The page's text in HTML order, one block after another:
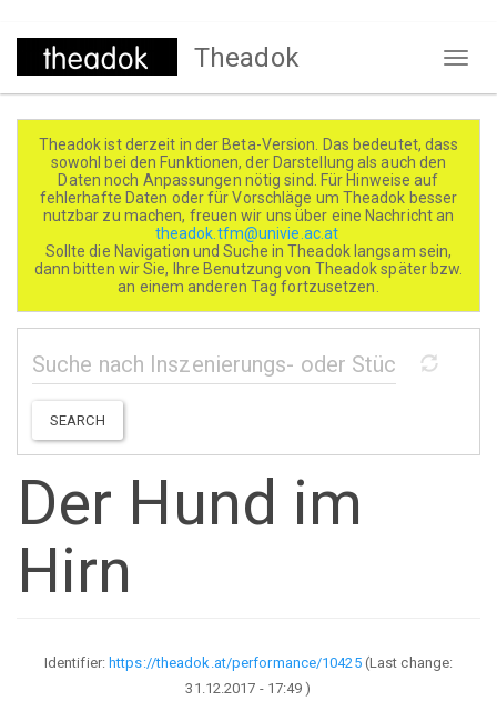
Direkt
Theadok
Theadok ist derzeit in der Beta-Version. Das bedeutet, dass
sowohl bei den Funktionen, der Darstellung als auch den
Daten noch Anpassungen nötig sind. Für Hinweise auf
fehlerhafte Daten oder für Vorschläge um Theadok besser
nutzbar zu machen, freuen wir uns über eine Nachricht an
theadok.tfm@univie.ac.at
Sollte die Navigation und Suche in Theadok langsam sein,
dann bitten wir Sie, Ihre Benutzung von Theadok später bzw.
an einem anderen Tag fortzusetzen.
SEARCH
Der Hund im
Hirn
Identifier:https://theadok.at/performance/10425(Last change:
31.12.2017 - 17:49 )